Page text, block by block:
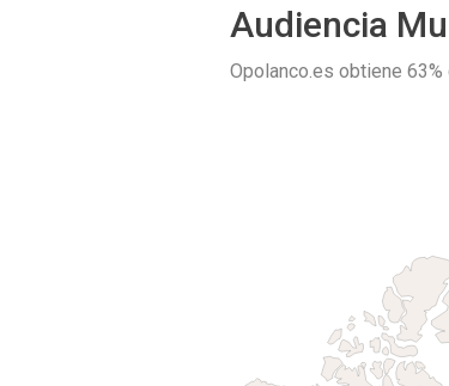
Audiencia
Opolanco.es obtiene